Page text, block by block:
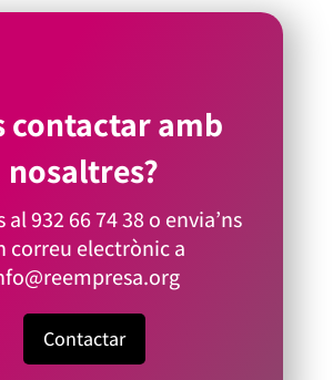
contactar amb
nosaltres?
al932 66 74 38o envia’ns
correu electrònic a
Contactar